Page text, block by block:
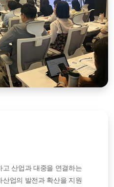
고 산업과 대중을 연결하는
업의 발전과 확산을 지원